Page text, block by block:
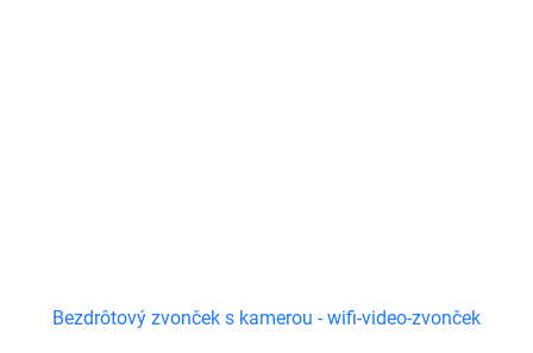
Bezdrôtový zvonček s kamerou - wifi-video-zvonček